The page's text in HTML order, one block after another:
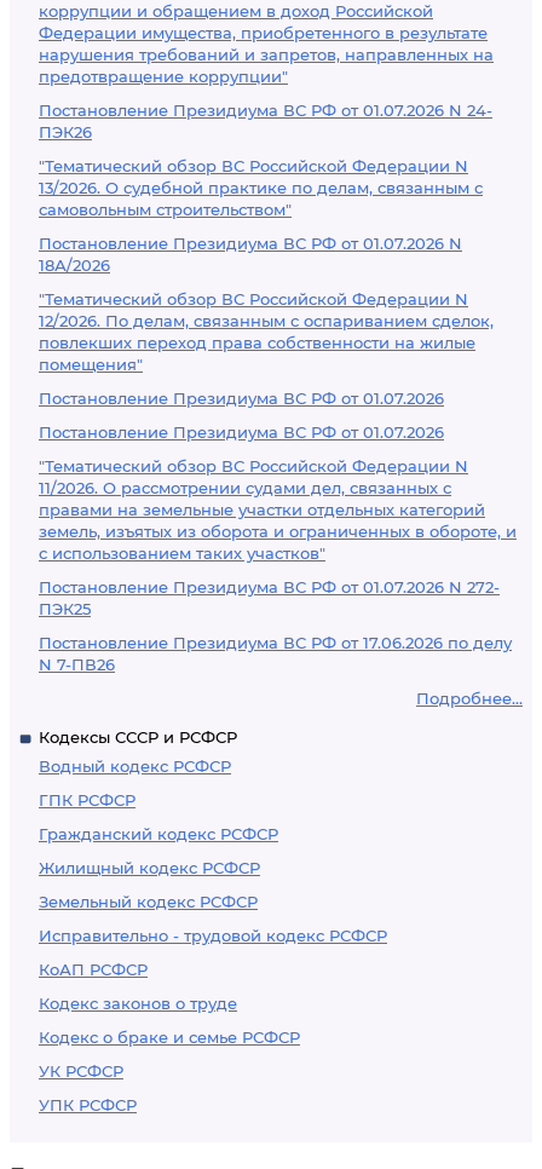
коррупции и обращением в доход Российской
Федерации имущества, приобретенного в результате
нарушения требований и запретов, направленных на
предотвращение коррупции"
Постановление Президиума ВС РФ от 01.07.2026 N 24-
ПЭК26
"Тематический обзор ВС Российской Федерации N
13/2026. О судебной практике по делам, связанным с
самовольным строительством"
Постановление Президиума ВС РФ от 01.07.2026 N
18А/2026
"Тематический обзор ВС Российской Федерации N
12/2026. По делам, связанным с оспариванием сделок,
повлекших переход права собственности на жилые
помещения"
Постановление Президиума ВС РФ от 01.07.2026
Постановление Президиума ВС РФ от 01.07.2026
"Тематический обзор ВС Российской Федерации N
11/2026. О рассмотрении судами дел, связанных с
правами на земельные участки отдельных категорий
земель, изъятых из оборота и ограниченных в обороте, и
с использованием таких участков"
Постановление Президиума ВС РФ от 01.07.2026 N 272-
ПЭК25
Постановление Президиума ВС РФ от 17.06.2026 по делу
N 7-ПВ26
Подробнее...
Кодексы СССР и РСФСР
Водный кодекс РСФСР
ГПК РСФСР
Гражданский кодекс РСФСР
Жилищный кодекс РСФСР
Земельный кодекс РСФСР
Исправительно - трудовой кодекс РСФСР
КоАП РСФСР
Кодекс законов о труде
Кодекс о браке и семье РСФСР
УК РСФСР
УПК РСФСР